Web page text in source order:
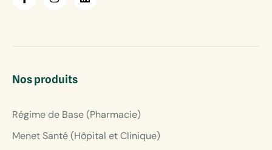
Nos produits
Régime de Base (Pharmacie)
Menet Santé (Hôpital et Clinique)